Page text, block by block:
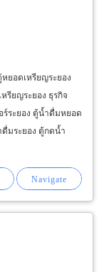
ยอดเหรียญระยอง
รียญระยอง ธุรกิจ
ร์ระยอง ตู้น้ำดื่มหยอด
มระยอง ตู้กดน้ำ